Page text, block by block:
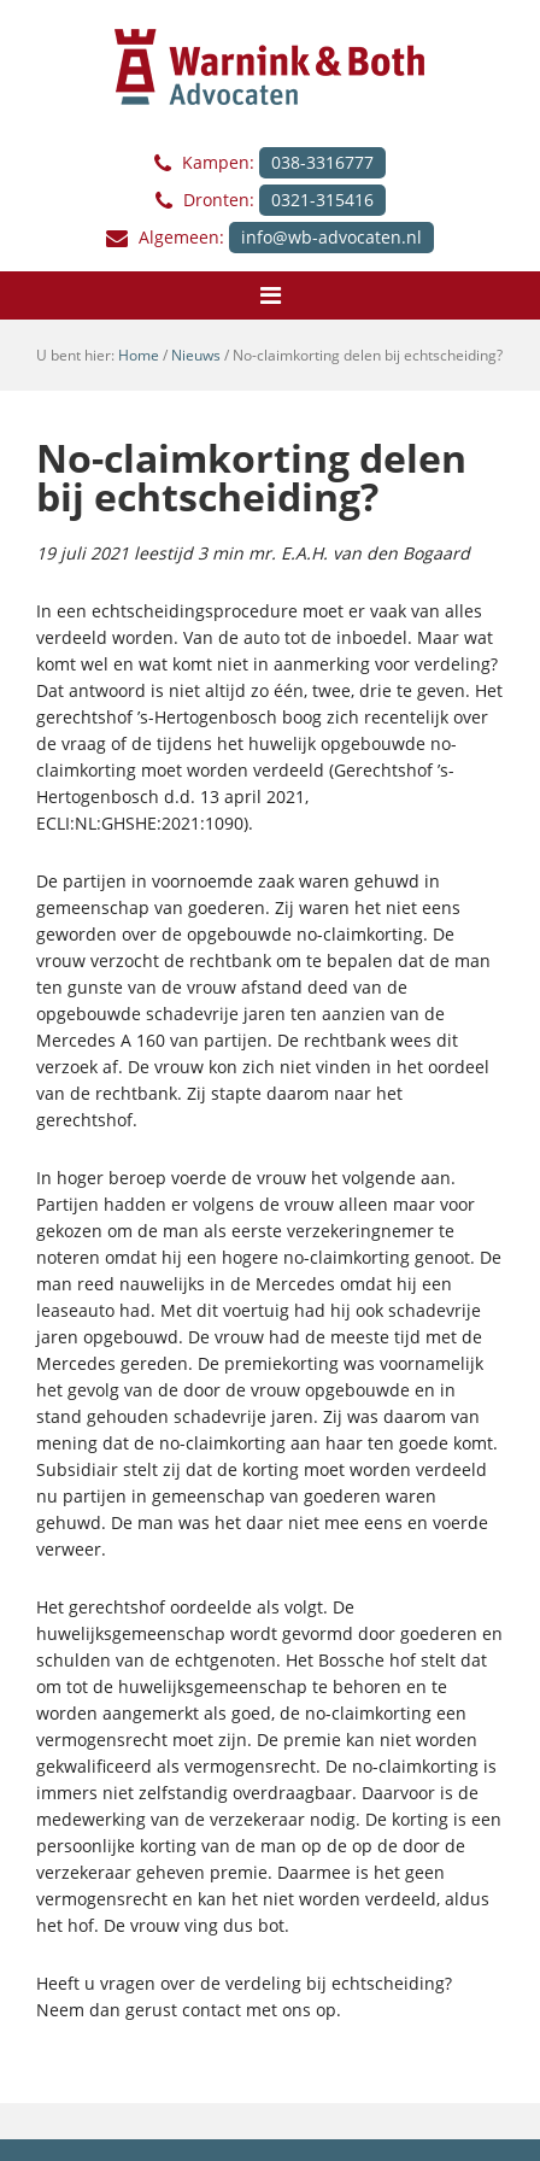
Kampen:
038-3316777
Dronten:
0321-315416
Algemeen:
info@wb-advocaten.nl
U bent hier: Home / Nieuws / No-claimkorting delen bij echtscheiding?
No-claimkorting delen
bij echtscheiding?
19 juli 2021 leestijd 3 min mr. E.A.H. van den Bogaard
In een echtscheidingsprocedure moet er vaak van alles
verdeeld worden. Van de auto tot de inboedel. Maar wat
komt wel en wat komt niet in aanmerking voor verdeling?
Dat antwoord is niet altijd zo één, twee, drie te geven. Het
gerechtshof ’s-Hertogenbosch boog zich recentelijk over
de vraag of de tijdens het huwelijk opgebouwde no-
claimkorting moet worden verdeeld (Gerechtshof ’s-
Hertogenbosch d.d. 13 april 2021,
ECLI:NL:GHSHE:2021:1090).
De partijen in voornoemde zaak waren gehuwd in
gemeenschap van goederen. Zij waren het niet eens
geworden over de opgebouwde no-claimkorting. De
vrouw verzocht de rechtbank om te bepalen dat de man
ten gunste van de vrouw afstand deed van de
opgebouwde schadevrije jaren ten aanzien van de
Mercedes A 160 van partijen. De rechtbank wees dit
verzoek af. De vrouw kon zich niet vinden in het oordeel
van de rechtbank. Zij stapte daarom naar het
gerechtshof.
In hoger beroep voerde de vrouw het volgende aan.
Partijen hadden er volgens de vrouw alleen maar voor
gekozen om de man als eerste verzekeringnemer te
noteren omdat hij een hogere no-claimkorting genoot. De
man reed nauwelijks in de Mercedes omdat hij een
leaseauto had. Met dit voertuig had hij ook schadevrije
jaren opgebouwd. De vrouw had de meeste tijd met de
Mercedes gereden. De premiekorting was voornamelijk
het gevolg van de door de vrouw opgebouwde en in
stand gehouden schadevrije jaren. Zij was daarom van
mening dat de no-claimkorting aan haar ten goede komt.
Subsidiair stelt zij dat de korting moet worden verdeeld
nu partijen in gemeenschap van goederen waren
gehuwd. De man was het daar niet mee eens en voerde
verweer.
Het gerechtshof oordeelde als volgt. De
huwelijksgemeenschap wordt gevormd door goederen en
schulden van de echtgenoten. Het Bossche hof stelt dat
om tot de huwelijksgemeenschap te behoren en te
worden aangemerkt als goed, de no-claimkorting een
vermogensrecht moet zijn. De premie kan niet worden
gekwalificeerd als vermogensrecht. De no-claimkorting is
immers niet zelfstandig overdraagbaar. Daarvoor is de
medewerking van de verzekeraar nodig. De korting is een
persoonlijke korting van de man op de op de door de
verzekeraar geheven premie. Daarmee is het geen
vermogensrecht en kan het niet worden verdeeld, aldus
het hof. De vrouw ving dus bot.
Heeft u vragen over de verdeling bij echtscheiding?
Neem dan gerust contact met ons op.